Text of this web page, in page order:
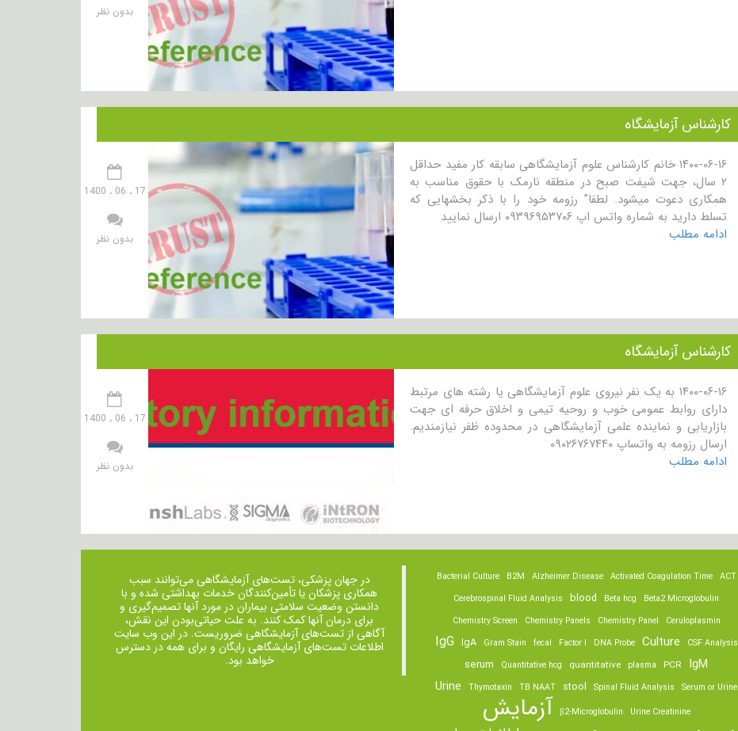
بدون نظر
کارشناس آزمایشگاه
17 ، 06 ، 1400
بدون نظر
۱۴۰۰-۰۶-۱۶ خانم کارشناس علوم آزمایشگاهی سابقه کار مفید حداقل
۲ سال، جهت شیفت صبح در منطقه نارمک با حقوق مناسب به
همکاری دعوت میشود. لطفا” رزومه خود را با ذکر بخشهایی که
تسلط دارید به شماره واتس اپ ۰۹۳۹۶۹۵۳۷۰۶ ارسال نمایید
ادامه مطلب
کارشناس آزمایشگاه
17 ، 06 ، 1400
بدون نظر
۱۴۰۰-۰۶-۱۶ به یک نفر نیروی علوم آزمایشگاهی یا رشته های مرتبط
دارای روابط عمومی خوب و روحیه تیمی و اخلاق حرفه ای جهت
بازاریابی و نماینده علمی آزمایشگاهی در محدوده ظفر نیازمندیم.
ارسال رزومه به واتساپ ۰۹۰۲۶۷۶۷۴۴۰
ادامه مطلب
ACT
Activated Coagulation Time
Alzheimer Disease
B2M
Bacterial Culture
Beta2 Microglobulin
Beta hcg
blood
Cerebrospinal Fluid Analysis
Ceruloplasmin
Chemistry Panel
Chemistry Panels
Chemistry Screen
CSF Analysis
Culture
DNA Probe
Factor I
fecal
Gram Stain
IgA
IgG
IgM
PCR
plasma
quantitative
Quantitative hcg
serum
Serum or Urine
Spinal Fluid Analysis
stool
TB NAAT
Thymotaxin
Urine
Urine Creatinine
β2-Microglobulin آزمایش
در جهان پزشکی، تست‌های آزمایشگاهی می‌توانند سبب
همکاری پزشکان یا تأمین‌کنندگان خدمات بهداشتی شده و با
دانستن وضعیت سلامتی بیماران در مورد آنها تصمیم‌گیری و
برای درمان ‌آنها کمک کنند. به علت حیاتی‌بودن این نقش،
آگاهی از تست‌های آزمایشگاهی ضروریست. در این وب سایت
اطلاعات تست‌های آزمایشگاهی رایگان و برای همه در دسترس
خواهد بود.